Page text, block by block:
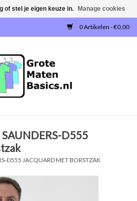
0 Artikelen - €0,00
D555
D555 JACQUARD MET BORSTZAK
of stel je eigen keuze in. Manage cookies